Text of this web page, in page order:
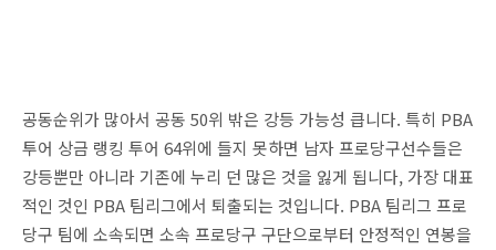
공동순위가 많아서 공동 50위 밖은 강등 가능성 큽니다. 특히 PBA
투어 상금 랭킹 투어 64위에 들지 못하면 남자 프로당구선수들은
강등뿐만 아니라 기존에 누리 던 많은 것을 잃게 됩니다, 가장 대표
적인 것인 PBA 팀리그에서 퇴출되는 것입니다. PBA 팀리그 프로
당구 팀에 소속되면 소속 프로당구 구단으로부터 안정적인 연봉을